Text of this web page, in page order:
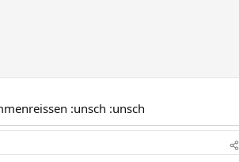
:unsch :unsch